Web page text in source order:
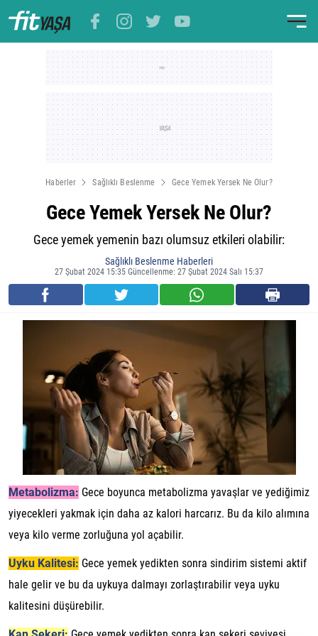
Haberler Sağlıklı Beslenme Gece Yemek Yersek Ne Olur?
Gece Yemek Yersek Ne Olur?
Gece yemek yemenin bazı olumsuz etkileri olabilir:
Sağlıklı Beslenme Haberleri
27 Şubat 2024 15:35 Güncellenme: 27 Şubat 2024 Salı 15:37
Metabolizma: Gece boyunca metabolizma yavaşlar ve yediğimiz
yiyecekleri yakmak için daha az kalori harcarız. Bu da kilo alımına
veya kilo verme zorluğuna yol açabilir.
Uyku Kalitesi: Gece yemek yedikten sonra sindirim sistemi aktif
hale gelir ve bu da uykuya dalmayı zorlaştırabilir veya uyku
kalitesini düşürebilir.